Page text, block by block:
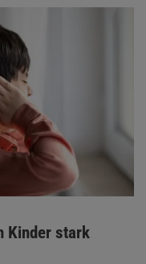
Kinder stark